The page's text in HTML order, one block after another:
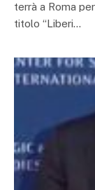
terrà a Roma
titolo “Liberi…